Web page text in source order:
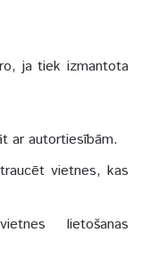
ja tiek izmantota
ar autortiesībām.
vietnes, kas
lietošanas